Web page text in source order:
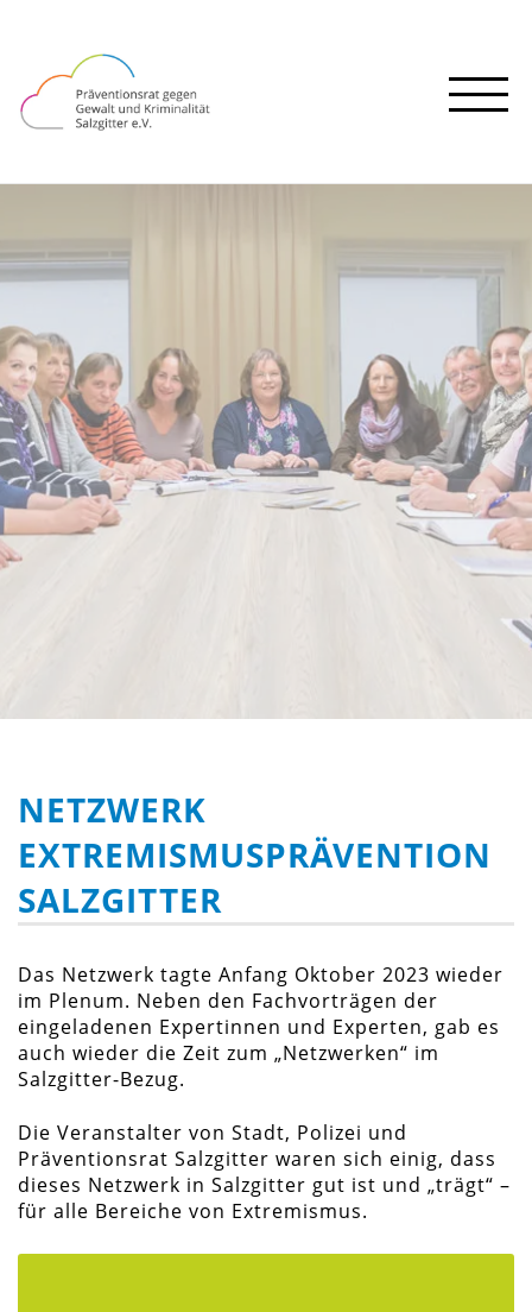
NETZWERK
EXTREMISMUSPRÄVENTION
SALZGITTER
Das Netzwerk tagte Anfang Oktober 2023 wieder
im Plenum. Neben den Fachvorträgen der
eingeladenen Expertinnen und Experten, gab es
auch wieder die Zeit zum „Netzwerken“ im
Salzgitter-Bezug.
Die Veranstalter von Stadt, Polizei und
Präventionsrat Salzgitter waren sich einig, dass
dieses Netzwerk in Salzgitter gut ist und „trägt“ –
für alle Bereiche von Extremismus.